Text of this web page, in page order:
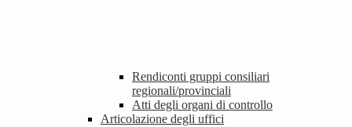
Rendiconti gruppi consiliari
regionali/provinciali
Atti degli organi di controllo
Articolazione degli uffici